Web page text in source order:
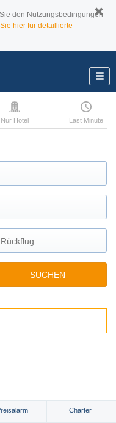
den Nutzungsbedingungen
hier für detaillierte
Nur Hotel Last Minute
SUCHEN
Charter